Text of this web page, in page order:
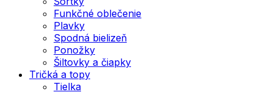
Funkčné oblečenie
Plavky
Spodná bielizeň
Ponožky
Šiltovky a čiapky
Tričká a topy
Tielka